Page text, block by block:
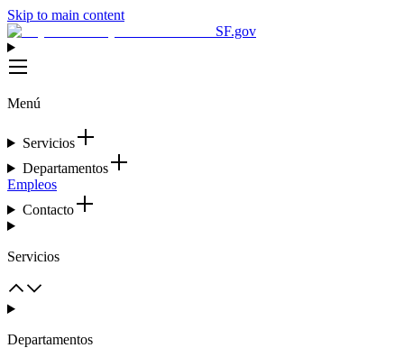
Skip to main content
SF.gov
Menú
Servicios
Departamentos
Empleos
Contacto
Servicios
Departamentos